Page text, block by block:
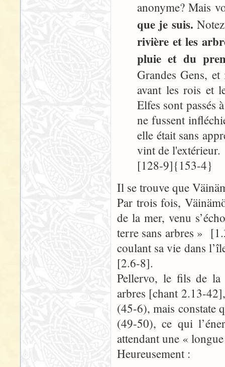
anonyme? Mais
que je suis.
rivière et les
pluie et du
Grandes Gens,
avant les rois et
Elfes sont passés
ne fussent
elle était sans
vint de
[128-9]{153-4}
Il se trouve que
Par trois fois,
de la mer, venu
terre sans arbres »
coulant sa vie dans
[2.6-8].
Pellervo, le fils de la
arbres [chant 2.13-
(45-6), mais constate
(49-50), ce qui
attendant une «
Heureusement :